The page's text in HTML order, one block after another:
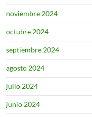
noviembre 2024
octubre 2024
septiembre 2024
agosto 2024
julio 2024
junio 2024